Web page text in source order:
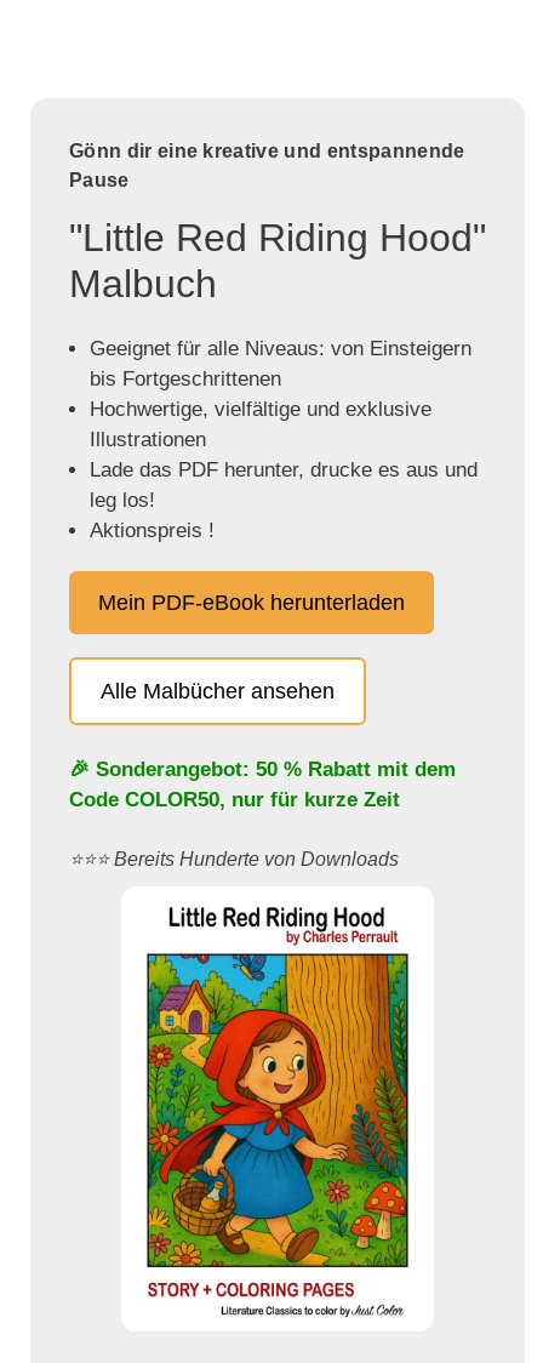
Gönn dir eine kreative und entspannende
Pause
"Little Red Riding Hood"
Malbuch
Geeignet für alle Niveaus: von Einsteigern
bis Fortgeschrittenen
Hochwertige, vielfältige und exklusive
Illustrationen
Lade das PDF herunter, drucke es aus und
leg los!
Aktionspreis !
Mein PDF-eBook herunterladen
Alle Malbücher ansehen
🎉 Sonderangebot: 50 % Rabatt mit dem
Code COLOR50, nur für kurze Zeit
⭐️⭐️⭐️ Bereits Hunderte von Downloads